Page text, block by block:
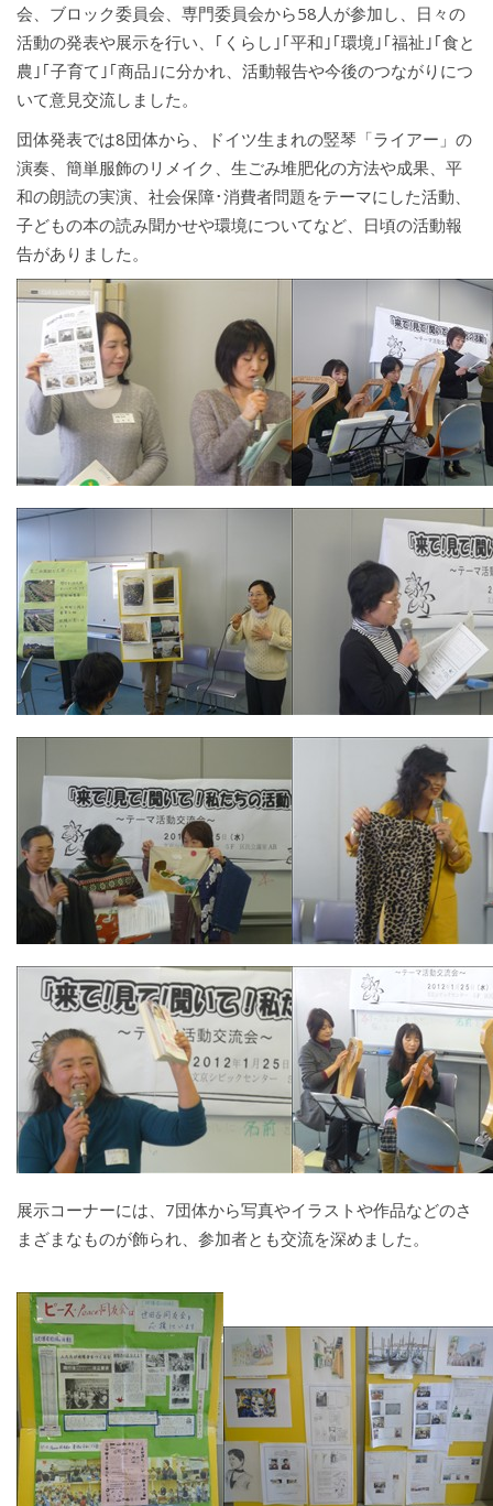
会、ブロック委員会、専門委員会から58人が参加し、日々の
活動の発表や展示を行い、｢くらし｣｢平和｣｢環境｣｢福祉｣｢食と
農｣｢子育て｣｢商品｣に分かれ、活動報告や今後のつながりにつ
いて意見交流しました。
団体発表では8団体から、ドイツ生まれの竪琴「ライアー」の
演奏、簡単服飾のリメイク、生ごみ堆肥化の方法や成果、平
和の朗読の実演、社会保障･消費者問題をテーマにした活動、
子どもの本の読み聞かせや環境についてなど、日頃の活動報
告がありました。
展示コーナーには、7団体から写真やイラストや作品などのさ
まざまなものが飾られ、参加者とも交流を深めました。